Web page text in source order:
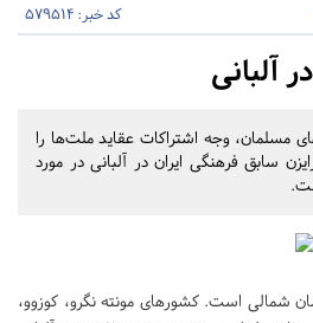
کد خبر: 579514
آلبانی
مسلمان، وجه اشتراکات عقاید ملت‌ها را
سابق فرهنگی ایران در آلبانی در مورد
شمالی است. کشورهای مونته نگرو، کوزوو،